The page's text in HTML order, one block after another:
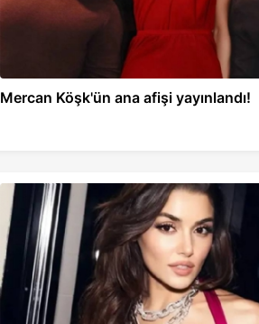
Mercan Köşk'ün ana afişi yayınlandı!